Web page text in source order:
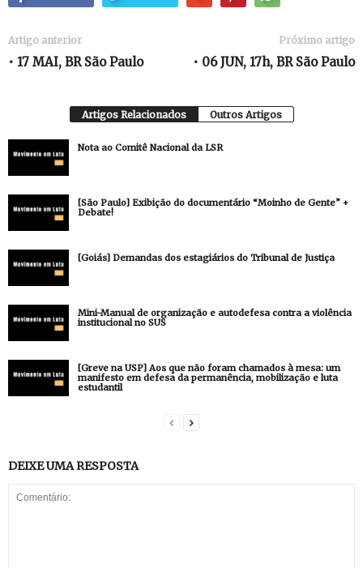
Artigo anterior
• 17 MAI, BR São Paulo
Próximo artigo
• 06 JUN, 17h, BR São Paulo
Artigos Relacionados Outros Artigos
Nota ao Comitê Nacional da LSR
[São Paulo] Exibição do documentário “Moinho de Gente” +
Debate!
[Goiás] Demandas dos estagiários do Tribunal de Justiça
Mini-Manual de organização e autodefesa contra a violência
institucional no SUS
[Greve na USP] Aos que não foram chamados à mesa: um
manifesto em defesa da permanência, mobilização e luta
estudantil
DEIXE UMA RESPOSTA